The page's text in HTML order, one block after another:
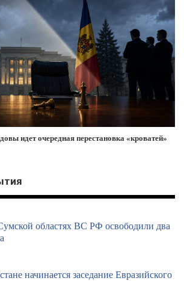
идет очередная перестановка «кроватей»
областях ВС РФ освободили два
начинается заседание Евразийского